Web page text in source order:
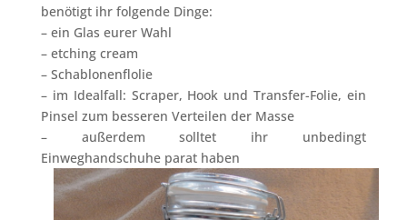
benötigt ihr folgende Dinge:
– ein Glas eurer Wahl
– etching cream
– Schablonenflolie
– im Idealfall: Scraper, Hook und Transfer-Folie, ein
Pinsel zum besseren Verteilen der Masse
– außerdem solltet ihr unbedingt
Einweghandschuhe parat haben